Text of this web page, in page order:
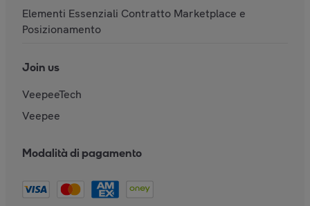
Elementi Essenziali Contratto Marketplace e
Posizionamento
Join us
VeepeeTech
Veepee
Modalità di pagamento